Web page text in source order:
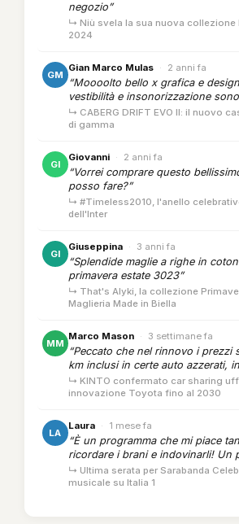
negozio”
↳ Niù svela la sua nuova collezione
2024
GM
Gian Marco Mulas · 2 anni fa
“Moooolto bello x grafica e
vestibilità e insonorizzazione
↳ CABERG DRIFT EVO II: il nuovo
di gamma
GI
Giovanni · 2 anni fa
“Vorrei comprare questo
posso fare?”
↳ #Timeless2010, l'anello
dell'Inter
GI
Giuseppina · 3 anni fa
“Splendide maglie a righe in
primavera estate 3023”
↳ That's Alyki, la collezione
Maglieria Made in Biella
MM
Marco Mason · 3 settimane fa
“Peccato che nel rinnovo i prezzi
km inclusi in certe auto azzerati,
↳ KINTO confermato car sharing
innovazione Toyota fino al 2030
LA
Laura · 1 mese fa
“È un programma che mi piace
ricordare i brani e indovinarli! Un
↳ Ultima serata per Sarabanda
musicale su Italia 1